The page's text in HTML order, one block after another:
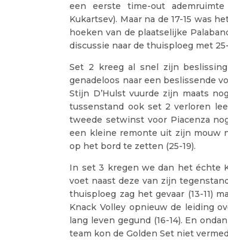
een eerste time-out
Kukartsev). Maar na de 17-15 was
hoeken van de plaatselijke
discussie naar de thuisploeg met 25-
Set 2 kreeg al snel zijn
genadeloos naar een beslissende
Stijn D’Hulst vuurde zijn maats
tussenstand ook set 2 verloren
tweede setwinst voor Piacenza
een kleine remonte uit zijn mouw
op het bord te zetten (25-19).
In set 3 kregen we dan het échte
voet naast deze van zijn
thuisploeg zag het gevaar (13-11)
Knack Volley opnieuw de leiding
lang leven gegund (16-14). En
team kon de Golden Set niet